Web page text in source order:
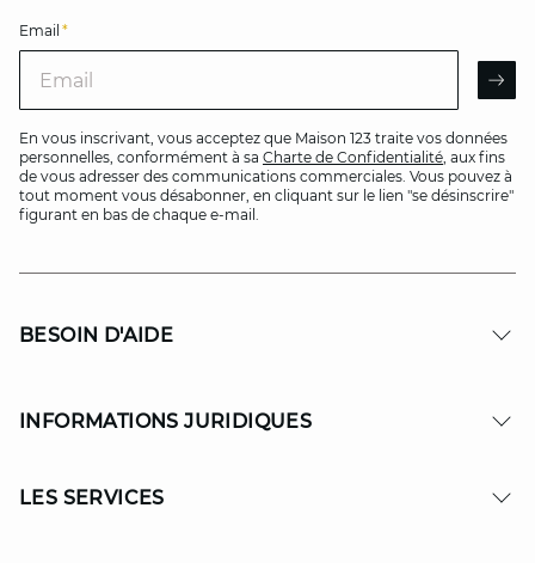
Email *
En vous inscrivant, vous acceptez que Maison 123 traite vos données
personnelles, conformément à sa Charte de Confidentialité, aux fins
de vous adresser des communications commerciales. Vous pouvez à
tout moment vous désabonner, en cliquant sur le lien "se désinscrire"
figurant en bas de chaque e-mail.
BESOIN D'AIDE
INFORMATIONS JURIDIQUES
LES SERVICES